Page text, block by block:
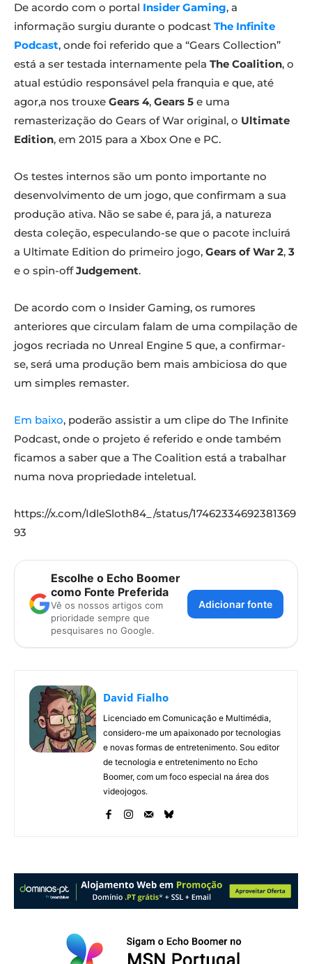
De acordo com o portal Insider Gaming, a
informação surgiu durante o podcast The Infinite
Podcast, onde foi referido que a “Gears Collection”
está a ser testada internamente pela The Coalition, o
atual estúdio responsável pela franquia e que, até
agor,a nos trouxe Gears 4, Gears 5 e uma
remasterização do Gears of War original, o Ultimate
Edition, em 2015 para a Xbox One e PC.
Os testes internos são um ponto importante no
desenvolvimento de um jogo, que confirmam a sua
produção ativa. Não se sabe é, para já, a natureza
desta coleção, especulando-se que o pacote incluirá
a Ultimate Edition do primeiro jogo, Gears of War 2, 3
e o spin-offJudgement.
De acordo com o Insider Gaming, os rumores
anteriores que circulam falam de uma compilação de
jogos recriada no Unreal Engine 5 que, a confirmar-
se, será uma produção bem mais ambiciosa do que
um simples remaster.
Em baixo, poderão assistir a um clipe do The Infinite
Podcast, onde o projeto é referido e onde também
ficamos a saber que a The Coalition está a trabalhar
numa nova propriedade inteletual.
https://x.com/IdleSloth84_/status/17462334692381369
93
Escolhe o Echo Boomer
como Fonte Preferida
Vê os nossos artigos com
prioridade sempre que
pesquisares no Google.
Adicionar fonte
David Fialho
Licenciado em Comunicação e Multimédia,
considero-me um apaixonado por tecnologias
e novas formas de entretenimento. Sou editor
de tecnologia e entretenimento no Echo
Boomer, com um foco especial na área dos
videojogos.